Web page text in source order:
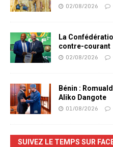
02/08/2026
La
contre-courant
02/08/2026
Bénin :
Aliko Dangote
01/08/2026
SUIVEZ LE TEMPS SUR